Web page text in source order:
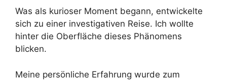
Was als kurioser Moment begann, entwickelte
sich zu einer investigativen Reise. Ich wollte
hinter die Oberfläche dieses Phänomens
blicken.
Meine persönliche Erfahrung wurde zum